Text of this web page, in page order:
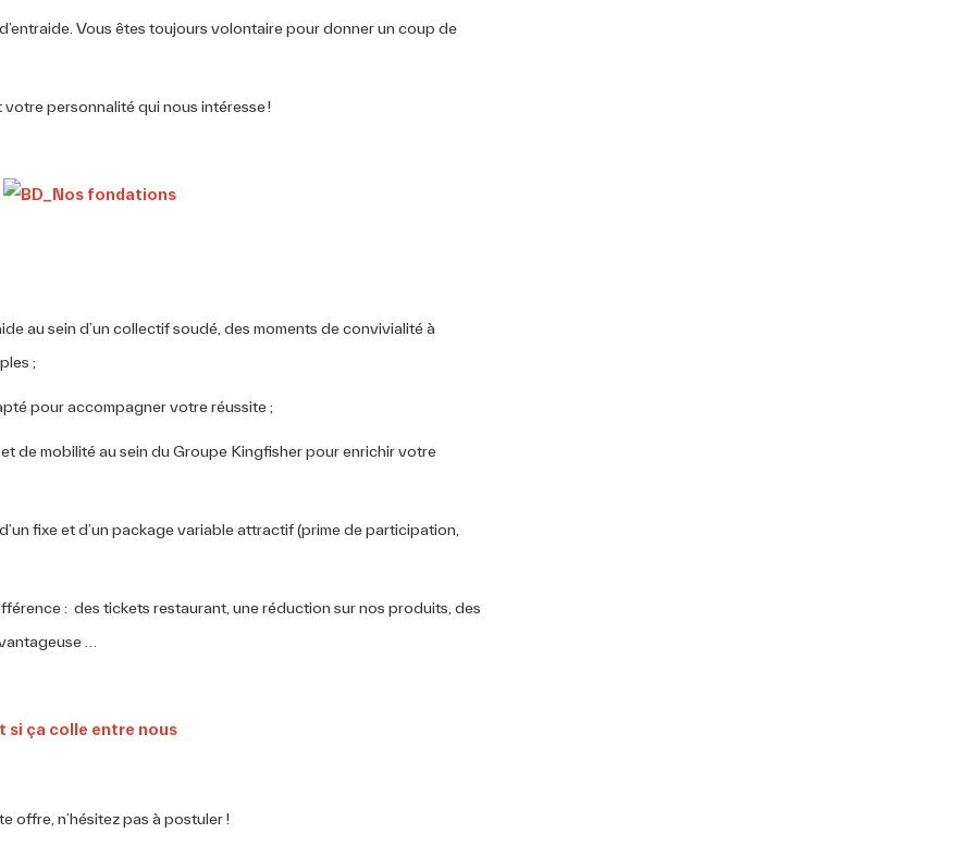
Vous êtes toujours volontaire pour donner un coup de
votre personnalité qui nous intéresse !
au sein d’un collectif soudé, des moments de convivialité à
;
pour accompagner votre réussite ;
de mobilité au sein du Groupe Kingfisher pour enrichir votre
fixe et d’un package variable attractif (prime de participation,
: des tickets restaurant, une réduction sur nos produits, des
…
offre, n’hésitez pas à postuler !